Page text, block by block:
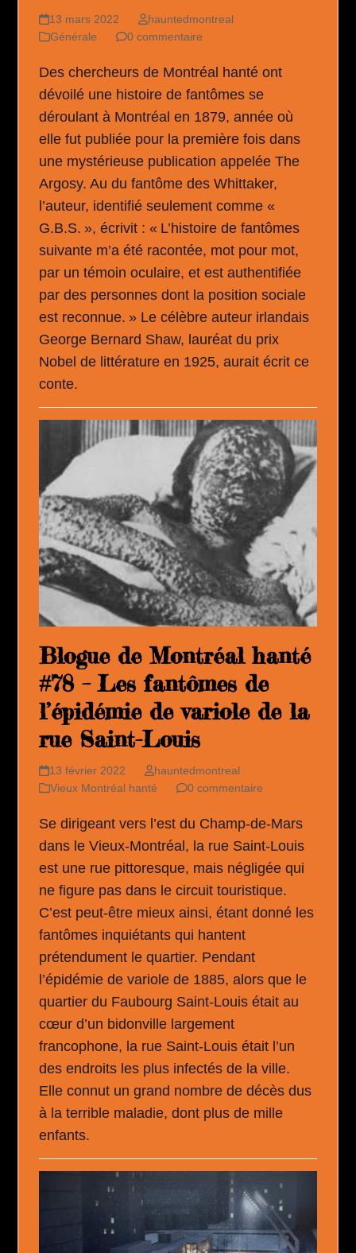
13 mars 2022
hauntedmontreal
Générale
0 commentaire
Des chercheurs de Montréal hanté ont
dévoilé une histoire de fantômes se
déroulant à Montréal en 1879, année où
elle fut publiée pour la première fois dans
une mystérieuse publication appelée The
Argosy. Au du fantôme des Whittaker,
l’auteur, identifié seulement comme «
G.B.S. », écrivit : « L’histoire de fantômes
suivante m’a été racontée, mot pour mot,
par un témoin oculaire, et est authentifiée
par des personnes dont la position sociale
est reconnue. » Le célèbre auteur irlandais
George Bernard Shaw, lauréat du prix
Nobel de littérature en 1925, aurait écrit ce
conte.
Blogue de Montréal hanté
#78 – Les fantômes de
l’épidémie de variole de la
rue Saint-Louis
13 février 2022
hauntedmontreal
Vieux Montréal hanté
0 commentaire
Se dirigeant vers l’est du Champ-de-Mars
dans le Vieux-Montréal, la rue Saint-Louis
est une rue pittoresque, mais négligée qui
ne figure pas dans le circuit touristique.
C’est peut-être mieux ainsi, étant donné les
fantômes inquiétants qui hantent
prétendument le quartier. Pendant
l’épidémie de variole de 1885, alors que le
quartier du Faubourg Saint-Louis était au
cœur d’un bidonville largement
francophone, la rue Saint-Louis était l’un
des endroits les plus infectés de la ville.
Elle connut un grand nombre de décès dus
à la terrible maladie, dont plus de mille
enfants.